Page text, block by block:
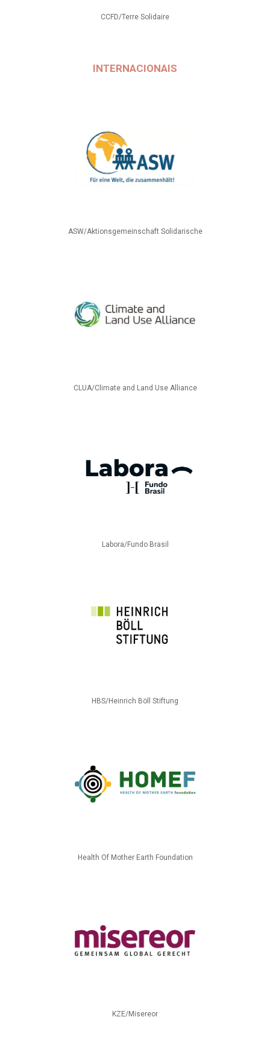
CCFD/Terre Solidaire
INTERNACIONAIS
ASW/Aktionsgemeinschaft Solidarische
CLUA/Climate and Land Use Alliance
Labora/Fundo Brasil
HBS/Heinrich Böll Stiftung
Health Of Mother Earth Foundation
KZE/Misereor